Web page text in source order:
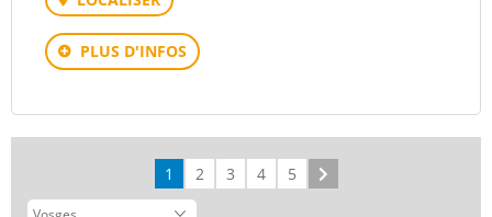
PLUS D'INFOS
1 2 3 4 5